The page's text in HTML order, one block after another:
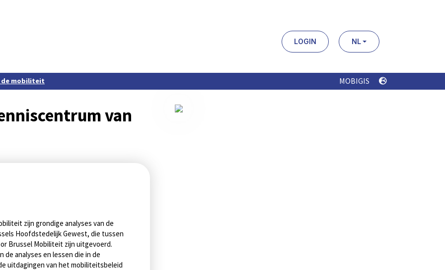
LOGIN NL
de mobiliteit MOBIGIS
van
zijn grondige analyses van de
Hoofdstedelijk Gewest, die tussen
Brussel Mobiliteit zijn uitgevoerd.
de analyses en lessen die in de
uitdagingen van het mobiliteitsbeleid